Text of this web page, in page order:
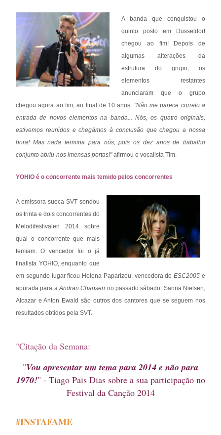
A banda que conquistou o
quinto posto em Dusseldorf
chegou ao fim! Depois de
algumas alterações da
estrutura do grupo, os
elementos restantes
anunciaram que o grupo
chegou agora ao fim, ao final de 10 anos. "Não me parece correto a
entrada de novos elementos na banda... Nós, os quatro originais,
estivemos reunidos e chegámos à conclusão que chegou a nossa
hora! Mas nada termina para nós, pois os dez anos de trabalho
conjunto abriu-nos imensas portas!"afirmou o vocalista Tim.
YOHIO é o concorrente mais temido pelos concorrentes
A emissora sueca SVT sondou
os trinta e dois concorrentes do
Melodifestivalen 2014 sobre
qual o concorrente que mais
temiam. O vencedor foi o já
finalista YOHIO, enquanto que
em segundo lugar ficou Helena Paparizou, vencedora doESC2005 e
apurada para aAndran Chansen no passado sábado. Sanna Nielsen,
Alcazar e Anton Ewald são outros dos cantores que se seguem nos
resultados obtidos pela SVT.
"Citação da Semana:
"Vou apresentar um tema para 2014 e não para
1970!" - Tiago Pais Dias sobre a sua participação no
Festival da Canção 2014
#INSTAFAME